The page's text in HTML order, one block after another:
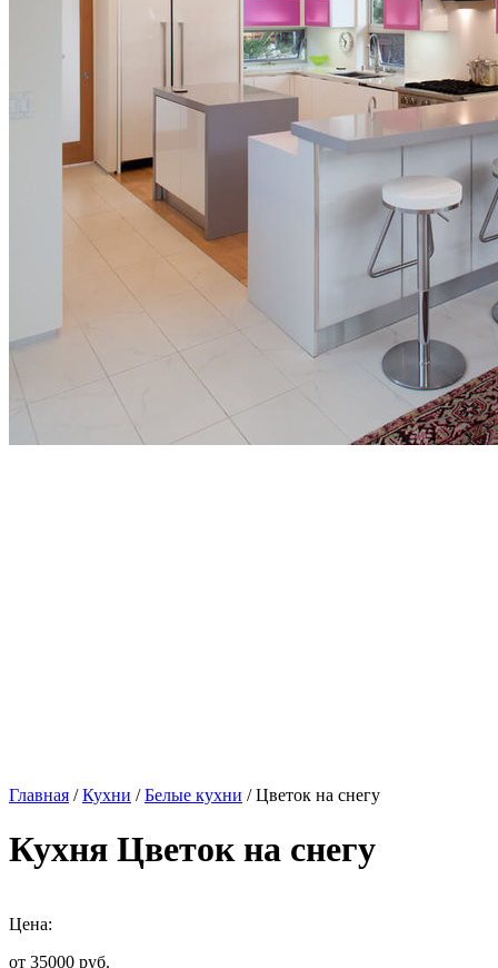
Главная /Кухни /Белые кухни / Цветок на снегу
Кухня Цветок на снегу
Цена:
от 35000 руб.